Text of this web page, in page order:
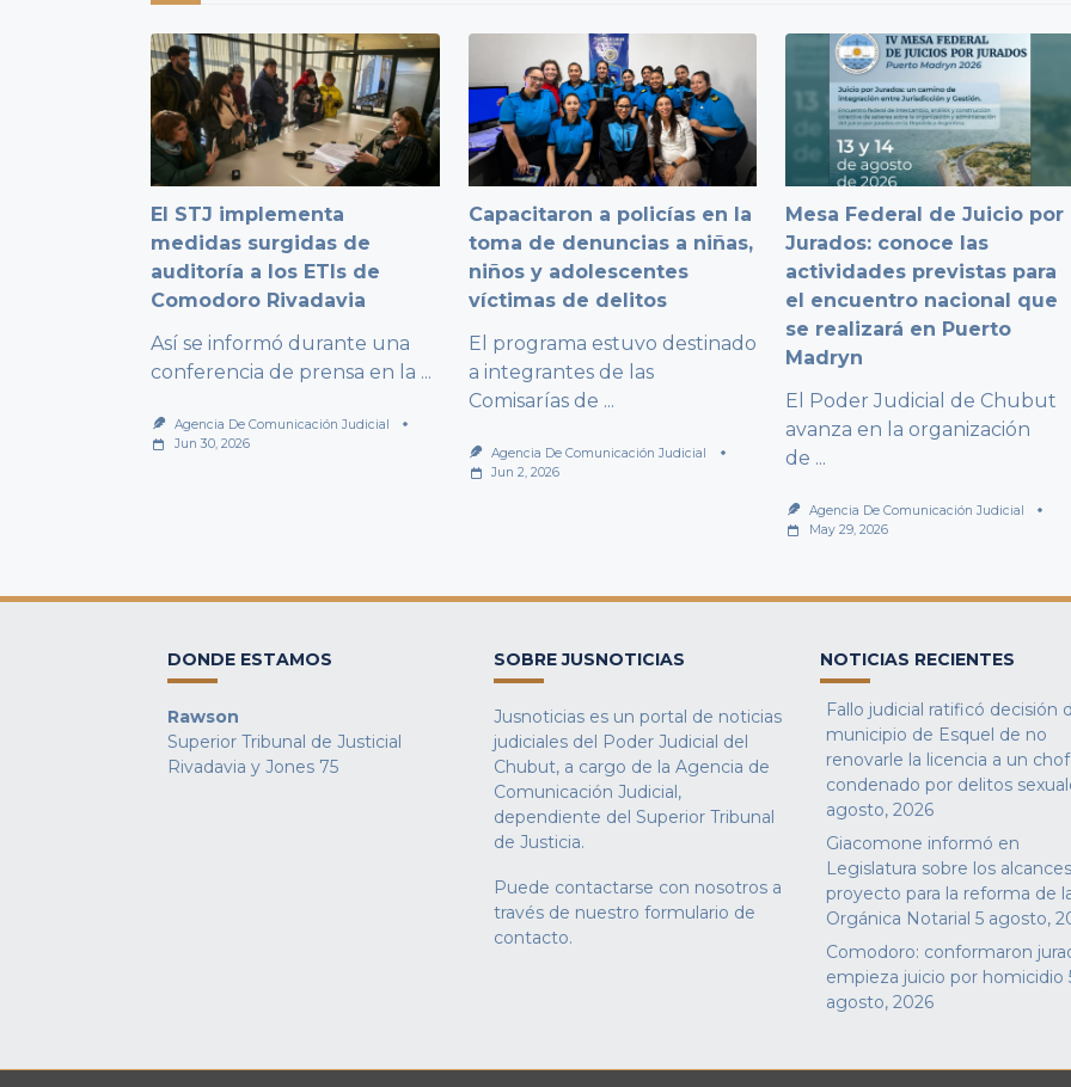
El STJ implementa
medidas surgidas de
auditoría a los ETIs de
Comodoro Rivadavia
Así se informó durante una
conferencia de prensa en la ...
Agencia De Comunicación Judicial
Jun 30, 2026
Capacitaron a policías en la
toma de denuncias a niñas,
niños y adolescentes
víctimas de delitos
El programa estuvo destinado
a integrantes de las
Comisarías de ...
Agencia De Comunicación Judicial
Jun 2, 2026
Mesa Federal de Juicio por
Jurados: conoce las
actividades previstas para
el encuentro nacional que
se realizará en Puerto
Madryn
El Poder Judicial de Chubut
avanza en la organización
de ...
Agencia De Comunicación Judicial
May 29, 2026
DONDE ESTAMOS
Rawson
Superior Tribunal de Justicial
Rivadavia y Jones 75
SOBRE JUSNOTICIAS
Jusnoticias es un portal de noticias
judiciales del Poder Judicial del
Chubut, a cargo de la Agencia de
Comunicación Judicial,
dependiente del Superior Tribunal
de Justicia.
Puede contactarse con nosotros a
través de nuestro formulario de
contacto.
NOTICIAS RECIENTES
Fallo judicial ratificó decisión
municipio de Esquel de no
renovarle la licencia a un
condenado por delitos
agosto, 2026
Giacomone informó en
Legislatura sobre los
proyecto para la reforma de
Orgánica Notarial 5 agosto,
Comodoro: conformaron
empieza juicio por homicidio
agosto, 2026